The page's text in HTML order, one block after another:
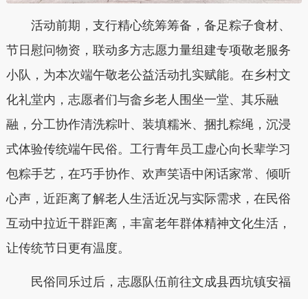
活动前期，支行精心统筹筹备，备足粽子食材、
节日慰问物资，联动多方志愿力量组建专项敬老服务
小队，为本次端午敬老公益活动扎实赋能。在乡村文
化礼堂内，志愿者们与畲乡老人围坐一堂、其乐融
融，分工协作清洗粽叶、装填糯米、捆扎粽绳，沉浸
式体验传统端午民俗。工行青年员工虚心向长辈学习
包粽手艺，在巧手协作、欢声笑语中闲话家常、倾听
心声，近距离了解老人生活近况与实际需求，在民俗
互动中拉近干群距离，丰富老年群体精神文化生活，
让传统节日更有温度。
民俗同乐过后，志愿队伍前往文成县西坑镇安福